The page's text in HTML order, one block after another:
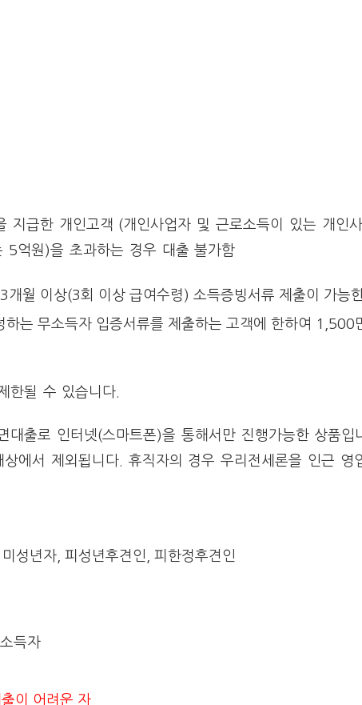
지급한 개인고객 (개인사업자 및 근로소득이 있는 개인
5억원)을 초과하는 경우 대출 불가함
월 이상(3회 이상 급여수령) 소득증빙서류 제출이 가능
는 무소득자 입증서류를 제출하는 고객에 한하여 1,500
한될 수 있습니다.
출로 인터넷(스마트폰)을 통해서만 진행가능한 상품입
에서 제외됩니다. 휴직자의 경우 우리전세론을 인근 영
성년자, 피성년후견인, 피한정후견인
득자
이 어려운 자